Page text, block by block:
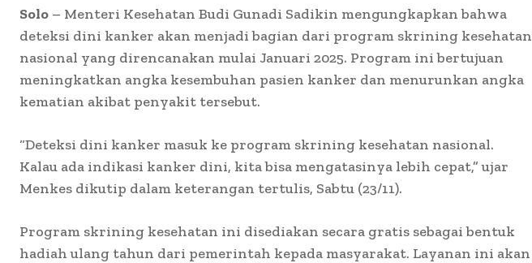
Solo – Menteri Kesehatan Budi Gunadi Sadikin mengungkapkan bahwa
deteksi dini kanker akan menjadi bagian dari program skrining kesehatan
nasional yang direncanakan mulai Januari 2025. Program ini bertujuan
meningkatkan angka kesembuhan pasien kanker dan menurunkan angka
kematian akibat penyakit tersebut.
“Deteksi dini kanker masuk ke program skrining kesehatan nasional.
Kalau ada indikasi kanker dini, kita bisa mengatasinya lebih cepat,” ujar
Menkes dikutip dalam keterangan tertulis, Sabtu (23/11).
Program skrining kesehatan ini disediakan secara gratis sebagai bentuk
hadiah ulang tahun dari pemerintah kepada masyarakat. Layanan ini akan